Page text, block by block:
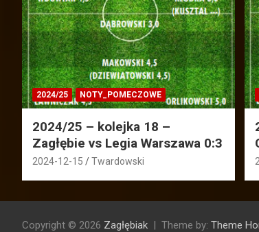
2024/25 NOTY_POMECZOWE
2024/25 – kolejka 18 –
Zagłębie vs Legia Warszawa 0:3
2024-12-15 Twardowski
Copyright © 2026 Zagłębiak Theme by: Theme